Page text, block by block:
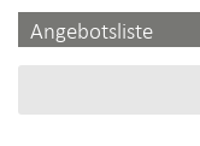
Angebotsliste